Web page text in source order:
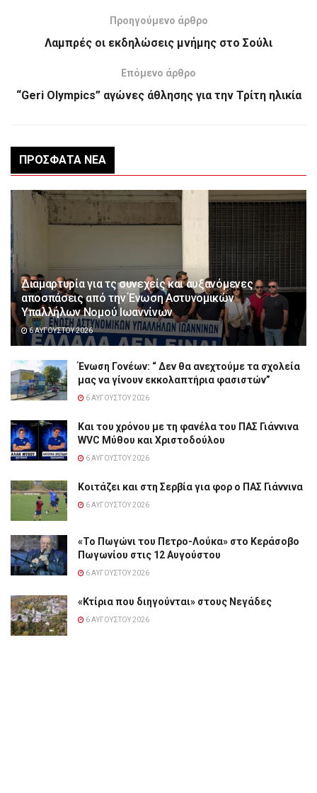
Προηγούμενο άρθρο
Λαμπρές οι εκδηλώσεις μνήμης στο Σούλι
Επόμενο άρθρο
“Geri Olympics” αγώνες άθλησης για την Τρίτη ηλικία
ΠΡΌΣΦΑΤΑ ΝΈΑ
Διαμαρτυρία για τς συνεχείς και αυξανόμενες
αποσπάσεις από την Ένωση Αστυνομικών
Υπαλλήλων Νομού Ιωαννίνων
6 ΑΥΓΟΎΣΤΟΥ 2026
Ένωση Γονέων: “ Δεν θα ανεχτούμε τα σχολεία
μας να γίνουν εκκολαπτήρια φασιστών”
6 ΑΥΓΟΎΣΤΟΥ 2026
Και του χρόνου με τη φανέλα του ΠΑΣ Γιάννινα
WVC Μύθου και Χριστοδούλου
6 ΑΥΓΟΎΣΤΟΥ 2026
Κοιτάζει και στη Σερβία για φορ ο ΠΑΣ Γιάννινα
6 ΑΥΓΟΎΣΤΟΥ 2026
«Το Πωγώνι του Πετρο-Λούκα» στο Κεράσοβο
Πωγωνίου στις 12 Αυγούστου
6 ΑΥΓΟΎΣΤΟΥ 2026
«Κτίρια που διηγούνται» στους Νεγάδες
6 ΑΥΓΟΎΣΤΟΥ 2026